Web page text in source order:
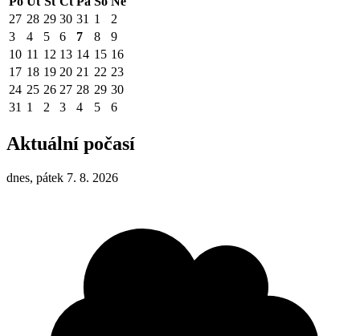
27 28 29 30 31 1
2
3
4 5 6 7 8
9
10 11 12 13 14 15 16
17 18 19 20 21 22 23
24 25 26 27 28 29 30
31 1 2 3 4 5 6
Aktuální počasí
dnes, pátek 7. 8. 2026